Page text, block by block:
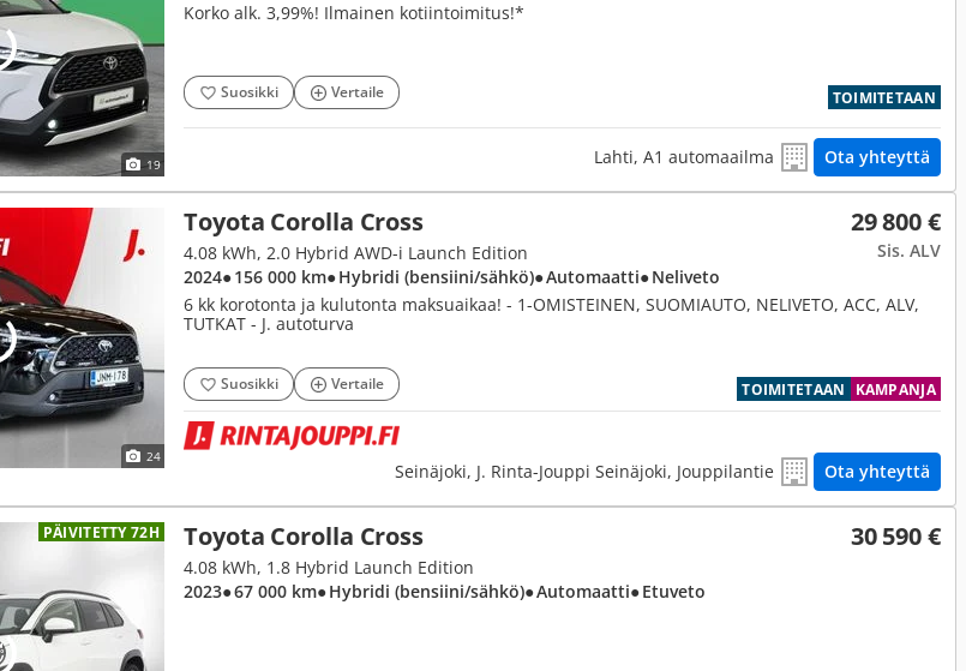
19
TOIMITETAAN
Korko alk. 3,99%! Ilmainen kotiintoimitus!*
Suosikki Vertaile
Lahti, A1 automaailma Ota yhteyttä
24
Toyota Corolla Cross 29 800 €
Sis. ALV
TOIMITETAAN KAMPANJA
4.08 kWh, 2.0 Hybrid AWD-i Launch Edition
2024● 156 000 km● Hybridi (bensiini/sähkö)● Automaatti● Neliveto
6 kk korotonta ja kulutonta maksuaikaa! - 1-OMISTEINEN, SUOMIAUTO, NELIVETO, ACC, ALV,
TUTKAT - J. autoturva
Suosikki Vertaile
Seinäjoki, J. Rinta-Jouppi Seinäjoki, Jouppilantie Ota yhteyttä
PÄIVITETTY 72H Toyota Corolla Cross 30 590 €
4.08 kWh, 1.8 Hybrid Launch Edition
2023● 67 000 km● Hybridi (bensiini/sähkö)● Automaatti● Etuveto